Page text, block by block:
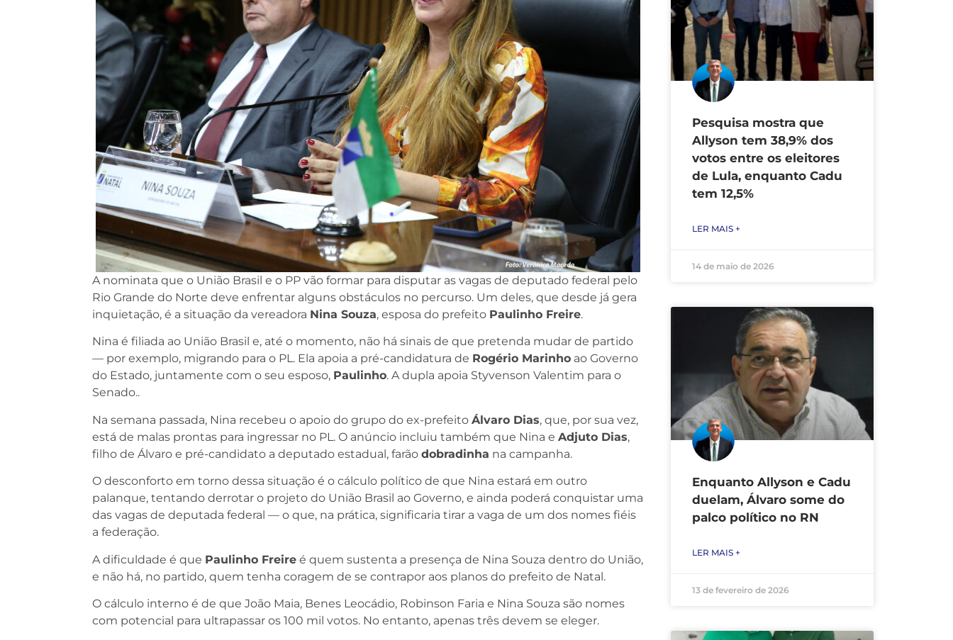
A nominata que o União Brasil e o PP vão formar para disputar as vagas de deputado federal pelo
Rio Grande do Norte deve enfrentar alguns obstáculos no percurso. Um deles, que desde já gera
inquietação, é a situação da vereadora Nina Souza, esposa do prefeito Paulinho Freire.
Nina é filiada ao União Brasil e, até o momento, não há sinais de que pretenda mudar de partido
— por exemplo, migrando para o PL. Ela apoia a pré-candidatura de Rogério Marinho ao Governo
do Estado, juntamente com o seu esposo, Paulinho. A dupla apoia Styvenson Valentim para o
Senado..
Na semana passada, Nina recebeu o apoio do grupo do ex-prefeito Álvaro Dias, que, por sua vez,
está de malas prontas para ingressar no PL. O anúncio incluiu também que Nina e Adjuto Dias,
filho de Álvaro e pré-candidato a deputado estadual, farão dobradinha na campanha.
O desconforto em torno dessa situação é o cálculo político de que Nina estará em outro
palanque, tentando derrotar o projeto do União Brasil ao Governo, e ainda poderá conquistar uma
das vagas de deputada federal — o que, na prática, significaria tirar a vaga de um dos nomes fiéis
a federação.
A dificuldade é que Paulinho Freire é quem sustenta a presença de Nina Souza dentro do União,
e não há, no partido, quem tenha coragem de se contrapor aos planos do prefeito de Natal.
O cálculo interno é de que João Maia, Benes Leocádio, Robinson Faria e Nina Souza são nomes
com potencial para ultrapassar os 100 mil votos. No entanto, apenas três devem se eleger.
Pesquisa mostra que
Allyson tem 38,9% dos
votos entre os eleitores
de Lula, enquanto Cadu
tem 12,5%
LER MAIS +
14 de maio de 2026
Enquanto Allyson e Cadu
duelam, Álvaro some do
palco político no RN
LER MAIS +
13 de fevereiro de 2026